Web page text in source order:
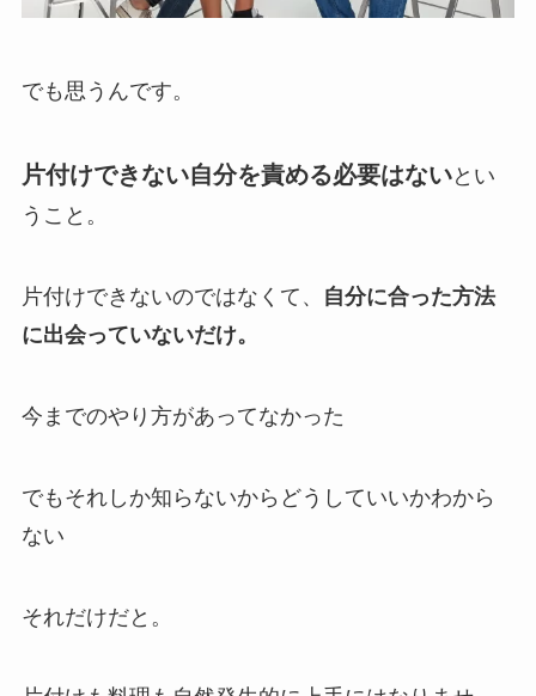
でも思うんです。
片付けできない自分を責める必要はないとい
うこと。
片付けできないのではなくて、
自分に合った方法
に出会っていないだけ。
今までのやり方があってなかった
でもそれしか知らないからどうしていいかわから
ない
それだけだと。